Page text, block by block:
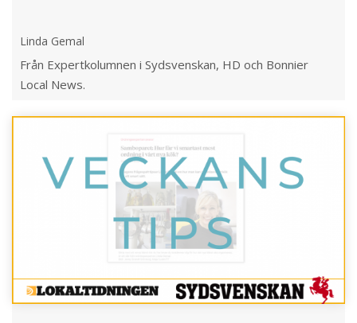
Linda Gemal
Från Expertkolumnen i Sydsvenskan, HD och Bonnier
Local News.